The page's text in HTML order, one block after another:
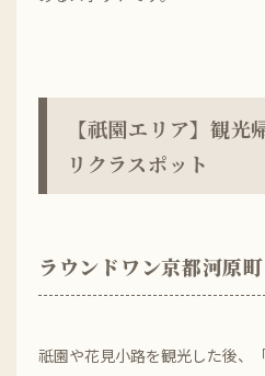
【祇園エリア】観
リクラスポット
ラウンドワン京都河原町
祇園や花見小路を観光した後、